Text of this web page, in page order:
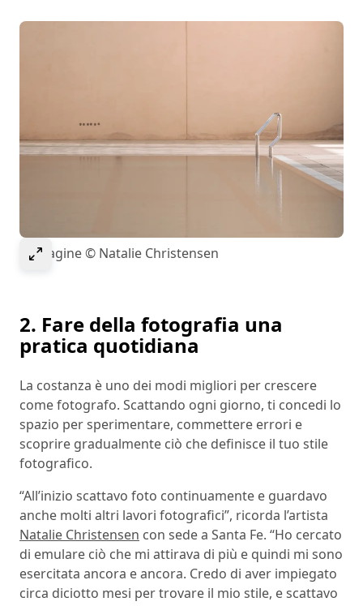
Select to expand image
Immagine © Natalie Christensen
2. Fare della fotografia una
pratica quotidiana
La costanza è uno dei modi migliori per crescere
come fotografo. Scattando ogni giorno, ti concedi lo
spazio per sperimentare, commettere errori e
scoprire gradualmente ciò che definisce il tuo stile
fotografico.
“All’inizio scattavo foto continuamente e guardavo
anche molti altri lavori fotografici”, ricorda l’artista
Natalie Christensen con sede a Santa Fe. “Ho cercato
di emulare ciò che mi attirava di più e quindi mi sono
esercitata ancora e ancora. Credo di aver impiegato
circa diciotto mesi per trovare il mio stile, e scattavo